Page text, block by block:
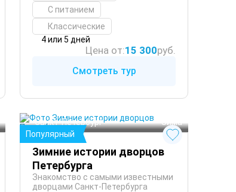
С питанием
Классические
4 или 5 дней
Цена от:15 300руб.
Смотреть тур
Санкт-Петербург
Популярный
Зима
Зимние истории дворцов
Петербурга
Знакомство с самыми известными
дворцами Санкт-Петербурга